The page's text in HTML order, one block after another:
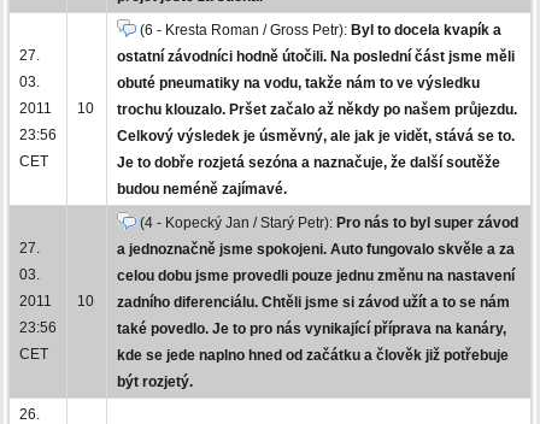
27.
03.
2011
23:56
CET
10
(6 - Kresta Roman / Gross Petr): Byl to docela kvapík a
ostatní závodníci hodně útočili. Na poslední část jsme měli
obuté pneumatiky na vodu, takže nám to ve výsledku
trochu klouzalo. Pršet začalo až někdy po našem průjezdu.
Celkový výsledek je úsměvný, ale jak je vidět, stává se to.
Je to dobře rozjetá sezóna a naznačuje, že další soutěže
budou neméně zajímavé.
27.
03.
2011
23:56
CET
10
(4 - Kopecký Jan / Starý Petr): Pro nás to byl super závod
a jednoznačně jsme spokojeni. Auto fungovalo skvěle a za
celou dobu jsme provedli pouze jednu změnu na nastavení
zadního diferenciálu. Chtěli jsme si závod užít a to se nám
také povedlo. Je to pro nás vynikající příprava na kanáry,
kde se jede naplno hned od začátku a člověk již potřebuje
být rozjetý.
26.